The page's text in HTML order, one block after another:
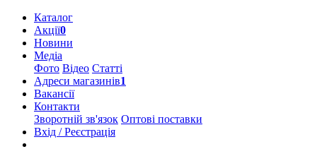
Каталог
Акції0
Новини
Медіа
Фото Відео Статті
Адреси магазинів1
Вакансії
Контакти
Зворотній зв'язок Оптові поставки
Вхід / Реєстрація